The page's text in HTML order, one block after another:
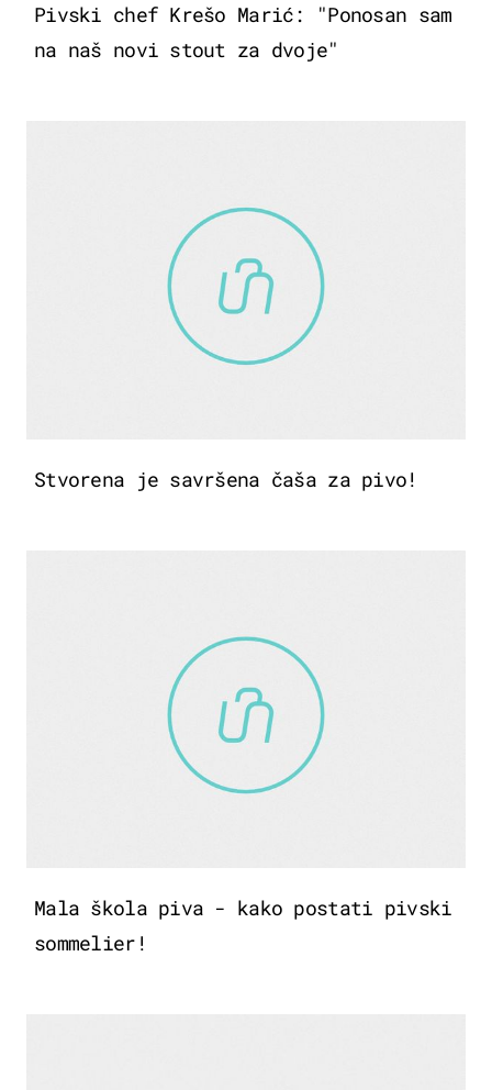
Pivski chef Krešo Marić: "Ponosan sam
na naš novi stout za dvoje"
Stvorena je savršena čaša za pivo!
Mala škola piva - kako postati pivski
sommelier!